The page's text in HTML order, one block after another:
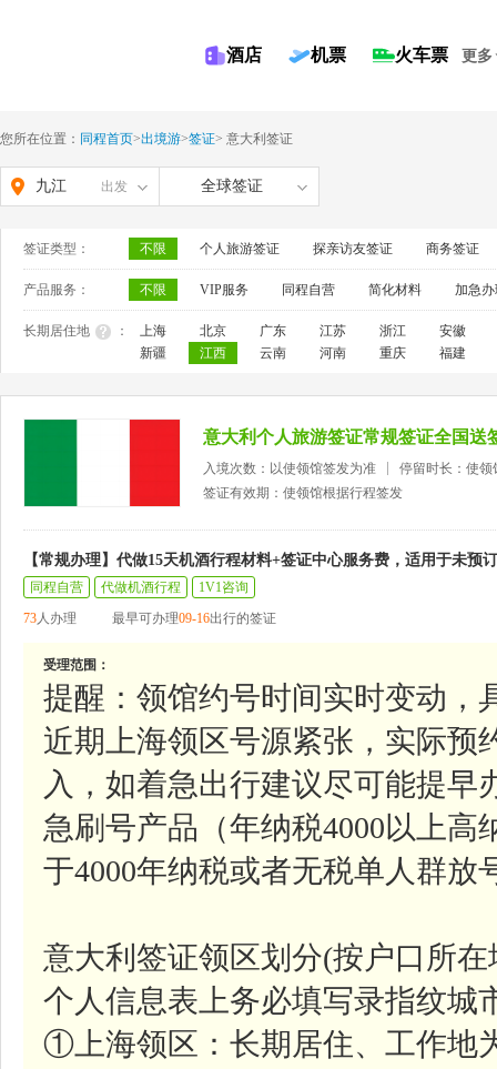
酒店 机票 火车票 更多
您所在位置： 同程首页>出境游>签证> 意大利签证
九江 出发 全球签证
签证类型： 不限 个人旅游签证 探亲访友签证 商务签证
产品服务： 不限 VIP服务 同程自营 简化材料 加急
长期居住地 ： 上海 北京 广东 江苏 浙江
安徽
新疆
江西 云南 河南 重庆 福建
意大利个人旅游签证常规签证全国送
入境次数：以使领馆签发为准
停留时长：使领
签证有效期：使领馆根据行程签发
【常规办理】代做15天机酒行程材料+签证中心服务费，适用于未预
同程自营 代做机酒行程
1V1咨询
73人办理 最早可办理09-16出行的签证
受理范围：
提醒：领馆约号时间实时变动，
近期上海领区号源紧张，实际预
入，如着急出行建议尽可能提
急刷号产品（年纳税4000以上
于4000年纳税或者无税单人群放
意大利签证领区划分(按户口所
个人信息表上务必填写录指纹城
①上海领区：长期居住、工作地